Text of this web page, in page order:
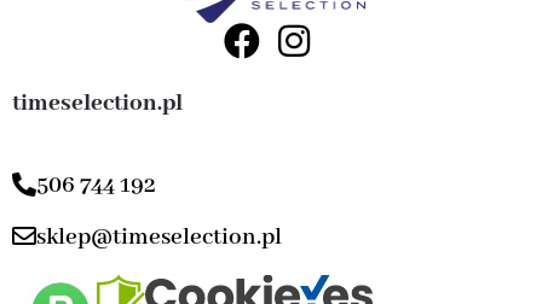
timeselection.pl
506 744 192
sklep@timeselection.pl